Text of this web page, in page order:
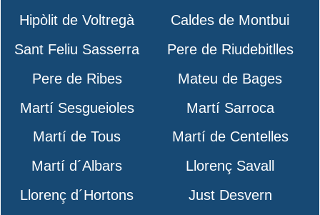
Hipòlit de Voltregà
Caldes de Montbui
Sant Feliu Sasserra
Pere de Riudebitlles
Pere de Ribes
Mateu de Bages
Martí Sesgueioles
Martí Sarroca
Martí de Tous
Martí de Centelles
Martí d´Albars
Llorenç Savall
Llorenç d´Hortons
Just Desvern